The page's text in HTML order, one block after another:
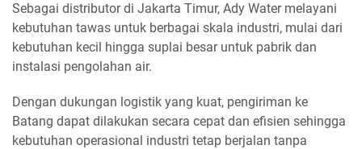
Sebagai distributor di Jakarta Timur, Ady Water melayani
kebutuhan tawas untuk berbagai skala industri, mulai dari
kebutuhan kecil hingga suplai besar untuk pabrik dan
instalasi pengolahan air.
Dengan dukungan logistik yang kuat, pengiriman ke
Batang dapat dilakukan secara cepat dan efisien sehingga
kebutuhan operasional industri tetap berjalan tanpa